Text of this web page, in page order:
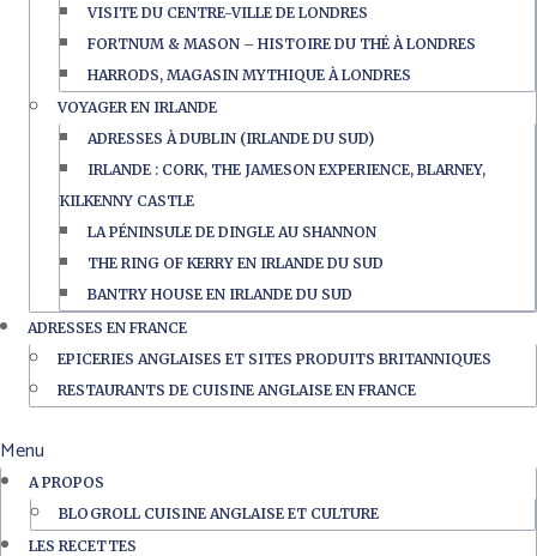
VISITE DU CENTRE-VILLE DE LONDRES
FORTNUM & MASON – HISTOIRE DU THÉ À LONDRES
HARRODS, MAGASIN MYTHIQUE À LONDRES
VOYAGER EN IRLANDE
ADRESSES À DUBLIN (IRLANDE DU SUD)
IRLANDE : CORK, THE JAMESON EXPERIENCE, BLARNEY,
KILKENNY CASTLE
LA PÉNINSULE DE DINGLE AU SHANNON
THE RING OF KERRY EN IRLANDE DU SUD
BANTRY HOUSE EN IRLANDE DU SUD
ADRESSES EN FRANCE
EPICERIES ANGLAISES ET SITES PRODUITS BRITANNIQUES
RESTAURANTS DE CUISINE ANGLAISE EN FRANCE
Menu
A PROPOS
BLOGROLL CUISINE ANGLAISE ET CULTURE
LES RECETTES